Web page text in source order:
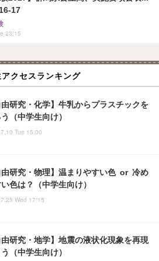
17
23:15
アクセスランキング
由研究・化学】牛乳からプラスチックを
（中学生向け）
Tue 15:00
由研究・物理】温まりやすい色 or 冷め
色は？（中学生向け）
Wed 17:15
由研究・地学】地震の液状化現象を再現
う（中学生向け）